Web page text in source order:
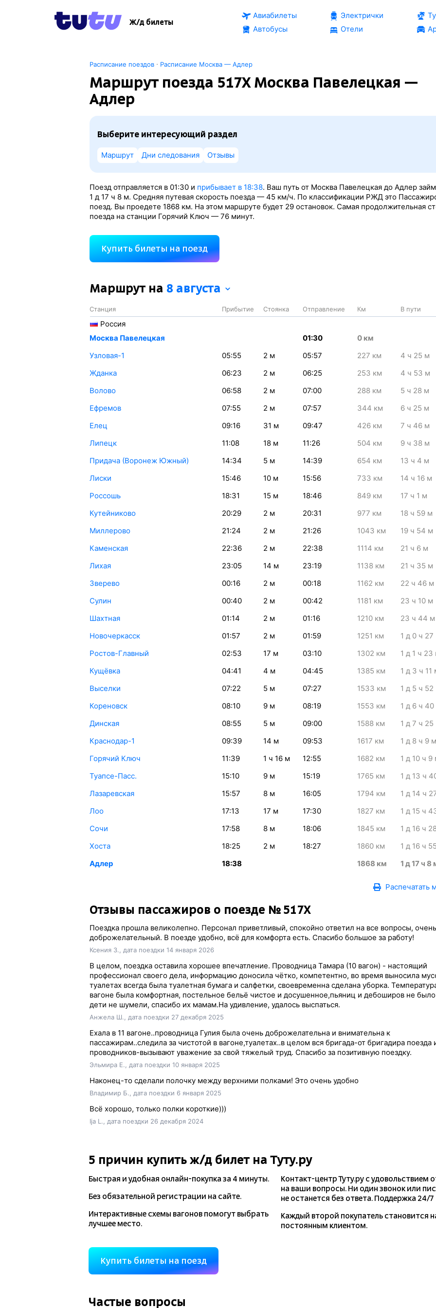
Ж/д билеты
Авиабилеты
Автобусы
Электрички
Отели
Расписание поездов· Расписание Москва — Адлер
Маршрут поезда 517Х Москва Павелецкая —
Адлер
Выберите интересующий раздел
Маршрут Дни следования Отзывы
Поезд отправляется в 01:30 и прибывает в 18:38. Ваш путь от Москва Павелецкая до Адлер
1 д 17 ч 8 м. Средняя путевая скорость поезда — 45 км/ч. По классификации РЖД это
поезд. Вы проедете 1868 км. На этом маршруте будет 29 остановок. Самая продолжительная
поезда на станции Горячий Ключ — 76 минут.
Купить билеты на поезд
Маршрут на 8 августа
Станция Прибытие Стоянка Отправление Км В пути
Россия
Москва Павелецкая
01:30 0 км
Узловая-1
05:55 2 м 05:57 227 км 4 ч 25 м
Жданка
06:23 2 м 06:25 253 км 4 ч 53 м
Волово
06:58 2 м 07:00 288 км 5 ч 28 м
Ефремов
07:55 2 м 07:57 344 км 6 ч 25 м
Елец
09:16 31 м 09:47 426 км 7 ч 46 м
Липецк
11:08 18 м 11:26 504 км 9 ч 38 м
Придача (Воронеж Южный)
14:34 5 м 14:39 654 км 13 ч 4 м
Лиски
15:46 10 м 15:56 733 км 14 ч 16 м
Россошь
18:31 15 м 18:46 849 км 17 ч 1 м
Кутейниково
20:29 2 м 20:31 977 км 18 ч 59 м
Миллерово
21:24 2 м 21:26 1043 км 19 ч 54 м
Каменская
22:36 2 м 22:38 1114 км 21 ч 6 м
Лихая
23:05 14 м 23:19 1138 км 21 ч 35 м
Зверево
00:16 2 м 00:18 1162 км 22 ч 46 м
Сулин
00:40 2 м 00:42 1181 км 23 ч 10 м
Шахтная
01:14 2 м 01:16 1210 км 23 ч 44 м
Новочеркасск
01:57 2 м 01:59 1251 км 1 д 0 ч 27
Ростов-Главный
02:53 17 м 03:10 1302 км 1 д 1 ч 23
Кущёвка
04:41 4 м 04:45 1385 км 1 д 3 ч 11
Выселки
07:22 5 м 07:27 1533 км 1 д 5 ч 52
Кореновск
08:10 9 м 08:19 1553 км 1 д 6 ч 40
Динская
08:55 5 м 09:00 1588 км 1 д 7 ч 25
Краснодар-1
09:39 14 м 09:53 1617 км 1 д 8 ч 9 м
Горячий Ключ
11:39 1 ч 16 м 12:55 1682 км 1 д 10 ч 9
Туапсе-Пасс.
15:10 9 м 15:19 1765 км 1 д 13 ч
Лазаревская
15:57 8 м 16:05 1794 км 1 д 14 ч
Лоо
17:13 17 м 17:30 1827 км 1 д 15 ч
Сочи
17:58 8 м 18:06 1845 км 1 д 16 ч
Хоста
18:25 2 м 18:27 1860 км 1 д 16 ч
Адлер
18:38 1868 км 1 д 17 ч 8
Распечатать
Отзывы пассажиров о поезде № 517Х
Поездка прошла великолепно. Персонал приветливый, спокойно ответил на все вопросы, очень
доброжелательный. В поезде удобно, всё для комфорта есть. Спасибо большое за работу!
Ксения З., дата поездки 14 января 2026
В целом, поездка оставила хорошее впечатление. Проводница Тамара (10 вагон) - настоящий
профессионал своего дела, информацию доносила чётко, компетентно, во время выносила
туалетах всегда была туалетная бумага и салфетки, своевременна сделана уборка.
вагоне была комфортная, постельное бельё чистое и досушенное,пьяниц и дебоширов не
дети не шумели, спасибо их мамам.На удивление, удалось выспаться.
Анжела Ш., дата поездки 27 декабря 2025
Ехала в 11 вагоне..проводница Гулия была очень доброжелательна и внимательна к
пассажирам..следила за чистотой в вагоне,туалетах..в целом вся бригада-от бригадира поезда
проводников-вызывают уважение за свой тяжелый труд. Спасибо за позитивную поездку.
Эльмира Е., дата поездки 10 января 2025
Наконец-то сделали полочку между верхними полками! Это очень удобно
Владимир Б., дата поездки 6 января 2025
Всё хорошо, только полки короткие)))
Ija L., дата поездки 26 декабря 2024
5 причин купить ж/дбилет на Туту.ру
Быстрая и удобная онлайн-покупказа 4 минуты.
Без обязательной регистрации на сайте.
Интерактивные схемы вагонов помогут выбрать
лучшее место.
Контакт-центр Туту.ру с удовольствием
на ваши вопросы. Ни один звонок или
не останется без ответа. Поддержка 24/7
Каждый второй покупатель становится
постоянным клиентом.
Купить билеты на поезд
Частые вопросы